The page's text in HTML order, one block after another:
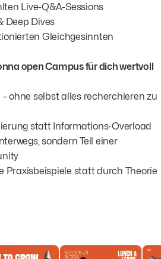
Live-Q&A-Sessions
Deep Dives
Gleichgesinnten
open Campus für dich wertvoll
ohne selbst alles recherchieren zu
statt Informations-Overload
sondern Teil einer
Praxisbeispiele statt durch Theorie